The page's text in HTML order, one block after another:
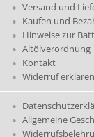
Versand und
Kaufen und
Hinweise zur
Altölverordnung
Kontakt
Widerruf erklären
Allgemeine